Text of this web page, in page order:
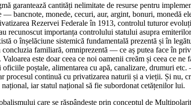
garantează cantități nelimitate de resurse pentru
bancnote, monede, cecuri, aur, argint, bonuri, monedă
Rezervei Federale în 1913, controlul tuturor
recunoscut importanța controlului statului asupra
o înșelăciune sistemică fundamentală prezentă și în
familiară, omniprezentă ― ce aș putea face în
este doar ceea ce noi oamenii creăm și ceea ce
poștale, alimentarea cu apă, canalizare, drumuri etc.
continuă cu privatizarea naturii și a vieții. Și nu,
iar statul național să fie subordonat cetățenilor lui.
care se răspândește prin conceptul de